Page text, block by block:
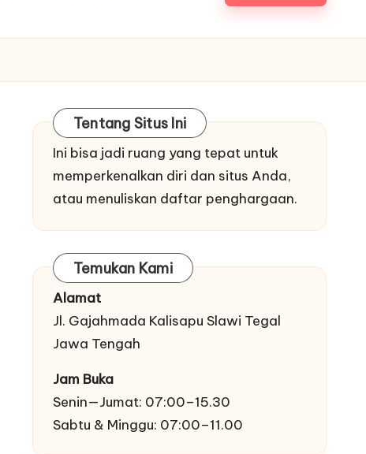
Tentang Situs Ini
Ini bisa jadi ruang yang tepat untuk
memperkenalkan diri dan situs Anda,
atau menuliskan daftar penghargaan.
Temukan Kami
Alamat
Jl. Gajahmada Kalisapu Slawi Tegal
Jawa Tengah
Jam Buka
Senin—Jumat: 07:00–15.30
Sabtu & Minggu: 07:00–11.00